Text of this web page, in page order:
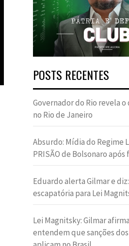
POSTS RECENTES
Governador do Rio revela
no Rio de Janeiro
Absurdo: Mídia do Regime
PRISÃO de Bolsonaro após
Eduardo alerta Gilmar e
escapatória para Lei
Lei Magnitsky: Gilmar
entendem que sanções dos